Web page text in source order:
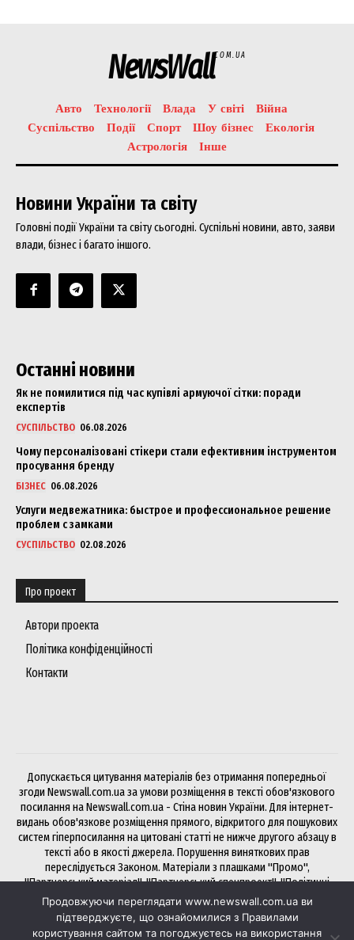
NewsWallCOM.UA
Авто Технології Влада У світі
Війна
Суспільство
Події Спорт Шоу бізнес
Екологія
Астрологія
Інше
Новини України та світу
Головні події України та світу сьогодні. Суспільні новини, авто, заяви
влади, бізнес і багато іншого.
Останні новини
Як не помилитися під час купівлі армуючої сітки: поради
експертів
СУСПІЛЬСТВО 06.08.2026
Чому персоналізовані стікери стали ефективним інструментом
просування бренду
БІЗНЕС 06.08.2026
Услуги медвежатника: быстрое и профессиональное решение
проблем с замками
СУСПІЛЬСТВО 02.08.2026
Про проект
Автори проекта
Політика конфіденційності
Контакти
Допускається цитування матеріалів без отримання попередньої
згоди Newswall.com.ua за умови розміщення в тексті обов'язкового
посилання на Newswall.com.ua - Стіна новин України. Для інтернет-
видань обов'язкове розміщення прямого, відкритого для пошукових
систем гіперпосилання на цитовані статті не нижче другого абзацу в
тексті або в якості джерела. Порушення виняткових прав
переслідується Законом. Матеріали з плашками "Промо",
"Партнерський матеріал", "Партнерський спецпроект", "Політичні
новини", "Прес-реліз", "PR", "Офіційно" публікуються на правах
реклами.
Продовжуючи переглядати www.newswall.com.ua ви
підтверджуєте, що ознайомилися з Правилами
користування сайтом та погоджуєтесь на використання